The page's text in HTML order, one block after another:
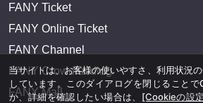
FANY Ticket
FANY Online Ticket
FANY Channel
FANY Crowdfunding
FANY Mall
当サイトは、お客様の使いやすさ、利用状況
しています。このダイアログを閉じること
か、詳細を確認したい場合は、 [Cookieの設